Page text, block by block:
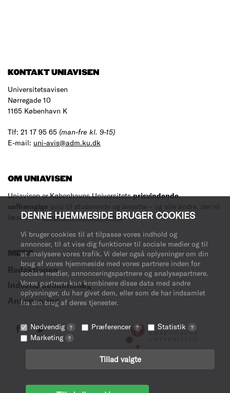
DENNE HJEMMESIDE BRUGER COOKIES
Vi bruger cookies til at tilpasse vores indhold og
annoncer, til at vise dig funktioner til sociale medier og til
at analysere vores trafik. Vi deler også oplysninger om din
brug af vores hjemmeside med vores partnere inden for
sociale medier, annonceringspartnere og analysepartnere.
Vores partnere kan kombinere disse data med andre
oplysninger, du har givet dem, eller som de har indsamlet
fra din brug af deres tjenester.
Nødvendig ? Præferencer ? Statistik ?
Marketing ?
Tillad valgte
KONTAKT UNIAVISEN
Universitetsavisen
Nørregade 10
1165 København K
Tlf: 21 17 95 65 (man-fre kl. 9-15)
E-mail: uni-avis@adm.ku.dk
OM UNIAVISEN
Uniavisen er Københavns Universitetsprisvindende,
uafhængige avis til studerende og ansatte – og alle andre, der vil
læse med.Læs mere om avisen her.
MERE
Redaktionen
Indsend debatindlæg
Annoncering